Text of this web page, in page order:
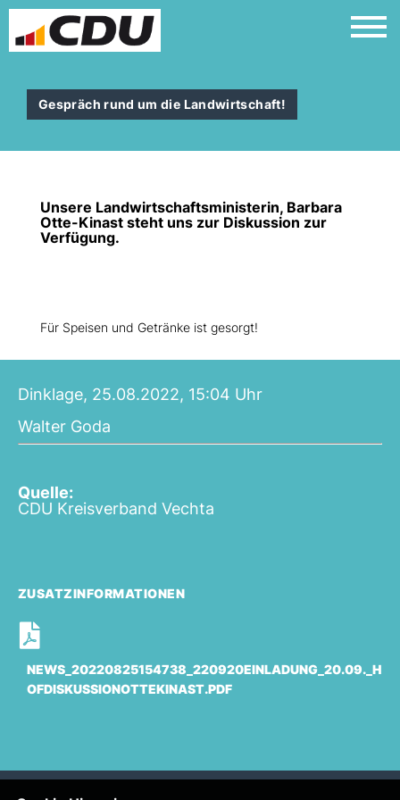
Gespräch rund um die Landwirtschaft!
Unsere Landwirtschaftsministerin, Barbara
Otte-Kinast steht uns zur Diskussion zur
Verfügung.
Für Speisen und Getränke ist gesorgt!
Dinklage, 25.08.2022, 15:04 Uhr
Walter Goda
Quelle:
CDU Kreisverband Vechta
ZUSATZINFORMATIONEN
NEWS_20220825154738_220920EINLADUNG_20.09._H
OFDISKUSSIONOTTEKINAST.PDF